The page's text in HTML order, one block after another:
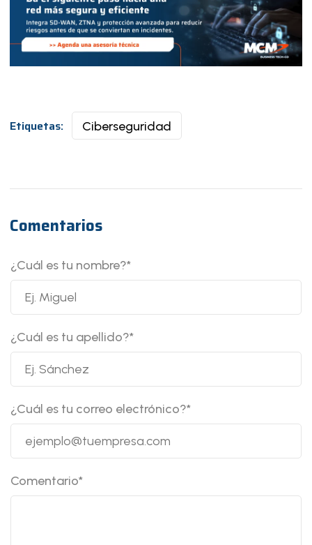
Etiquetas: Ciberseguridad
Comentarios
¿Cuál es tu nombre?*
¿Cuál es tu apellido?*
¿Cuál es tu correo electrónico?*
Comentario*